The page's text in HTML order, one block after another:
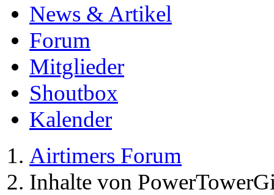
News & Artikel
Forum
Mitglieder
Shoutbox
Kalender
Airtimers Forum
Inhalte von